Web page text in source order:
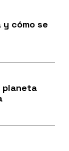
cómo se
planeta